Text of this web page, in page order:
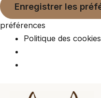
Enregistrer les
préférences
Politique des cookies